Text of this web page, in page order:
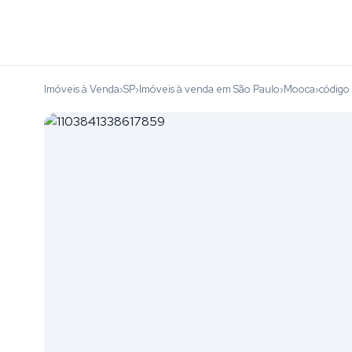
Imóveis à Venda›SP›Imóveis à venda em São Paulo›Mooca›código